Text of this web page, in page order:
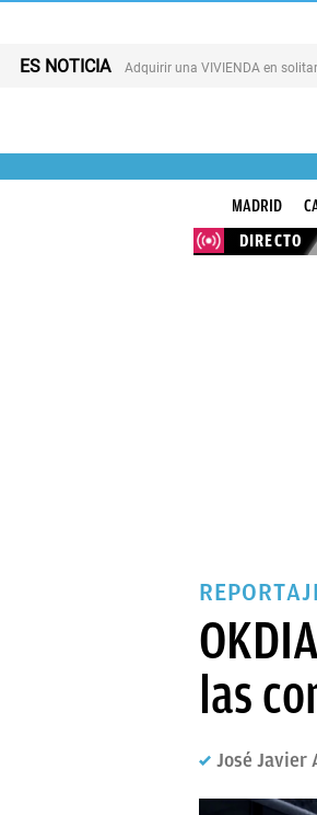
ES NOTICIA Adquirir una VIVIENDA en
MADRID
DIRECTO
las
José Javier